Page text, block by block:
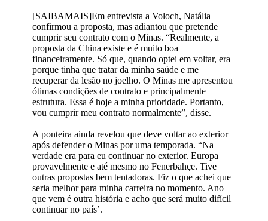
[SAIBAMAIS]Em entrevista a Voloch, Natália
confirmou a proposta, mas adiantou que pretende
cumprir seu contrato com o Minas. “Realmente, a
proposta da China existe e é muito boa
financeiramente. Só que, quando optei em voltar, era
porque tinha que tratar da minha saúde e me
recuperar da lesão no joelho. O Minas me apresentou
ótimas condições de contrato e principalmente
estrutura. Essa é hoje a minha prioridade. Portanto,
vou cumprir meu contrato normalmente”, disse.
A ponteira ainda revelou que deve voltar ao exterior
após defender o Minas por uma temporada. “Na
verdade era para eu continuar no exterior. Europa
provavelmente e até mesmo no Fenerbahçe. Tive
outras propostas bem tentadoras. Fiz o que achei que
seria melhor para minha carreira no momento. Ano
que vem é outra história e acho que será muito difícil
continuar no país’.